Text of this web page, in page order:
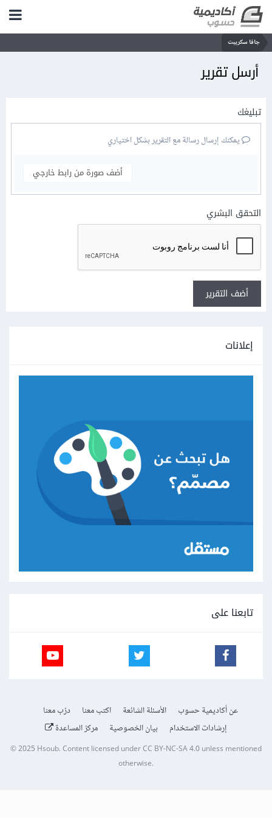
جافا سكريبت
أرسل تقرير
تبليغك
يمكنك إرسال رسالة مع التقرير بشكل اختياري
أضف صورة من رابط خارجي
التحقق البشري
أضف التقرير
إعلانات
تابعنا على
عن أكاديمية حسوب الأسئلة الشائعة اكتب معنا
درّب معنا
إرشادات الاستخدام
بيان الخصوصية مركز المساعدة
© 2025 Hsoub.Content licensed underCC BY-NC-SA 4.0unless mentioned
otherwise.